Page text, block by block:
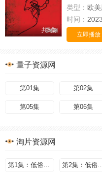
共8集
类型： 欧美
时间：
立即播放
量子资源网
第01集 第02集
第05集 第06集
淘片资源网
第1集：低俗怪谈 第一季 第2集：低俗